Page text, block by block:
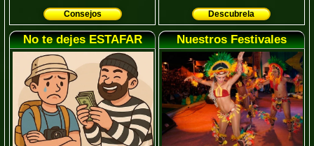
Consejos Descubrela
No te dejes ESTAFAR Nuestros Festivales